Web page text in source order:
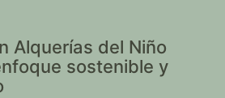
Alquerías del Niño
sostenible y